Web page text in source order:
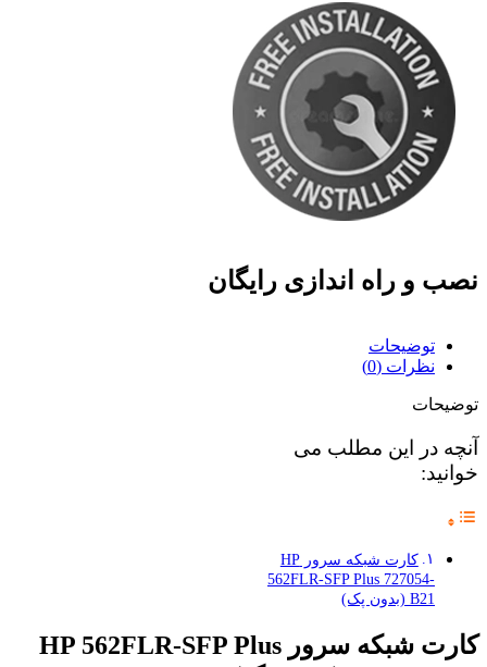
نصب و راه اندازی رایگان
توضیحات
نظرات (0)
توضیحات
آنچه در این مطلب می
خوانید:
کارت شبکه سرور HP
562FLR-SFP Plus 727054-
B21 (بدون پک)
کارت شبکه سرور HP 562FLR-SFP Plus